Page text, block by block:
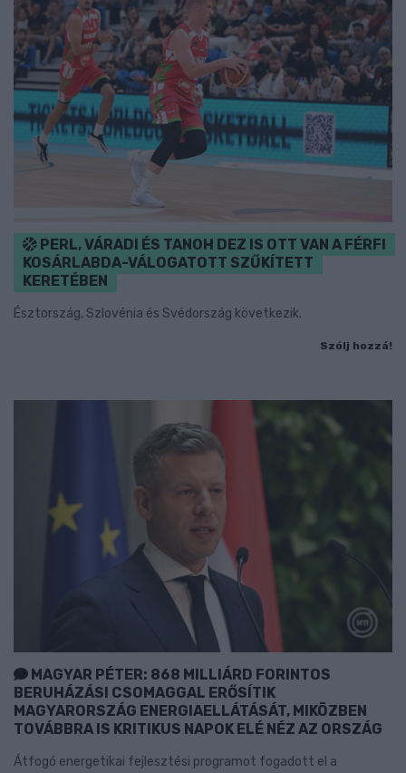
PERL, VÁRADI ÉS TANOH DEZ IS OTT VAN A FÉRFI
KOSÁRLABDA-VÁLOGATOTT SZŰKÍTETT
KERETÉBEN
Észtország, Szlovénia és Svédország következik.
Szólj hozzá!
MAGYAR PÉTER: 868 MILLIÁRD FORINTOS
BERUHÁZÁSI CSOMAGGAL ERŐSÍTIK
MAGYARORSZÁG ENERGIAELLÁTÁSÁT, MIKÖZBEN
TOVÁBBRA IS KRITIKUS NAPOK ELÉ NÉZ AZ ORSZÁG
Átfogó energetikai fejlesztési programot fogadott el a